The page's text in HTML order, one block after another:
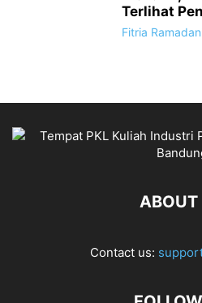
Terlihat
Fitria
ABOUT
Contact us: